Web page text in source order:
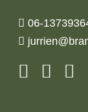
06-